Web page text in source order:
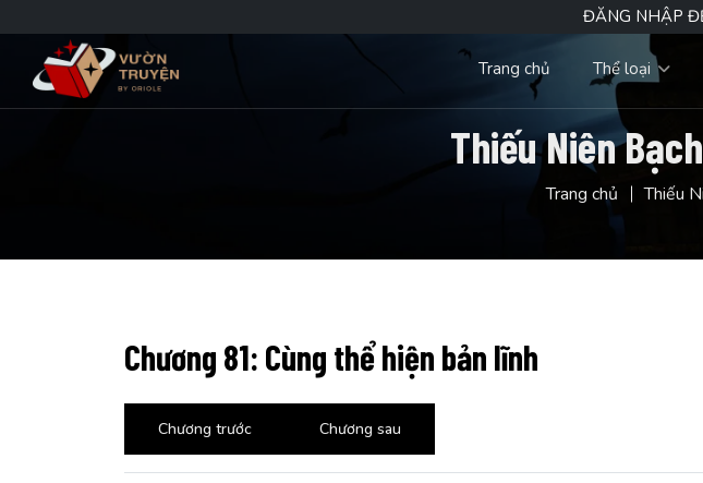
ĐĂNG NHẬP
Trang chủ Thể loại
Thiếu Niên
Trang chủ Thiếu
Chương 81: Cùng thể hiện bản lĩnh
Chương trước Chương sau